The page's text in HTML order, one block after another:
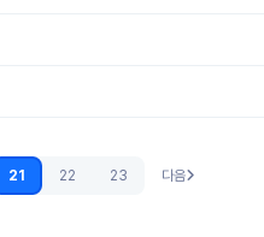
21 22 23 다음
다음